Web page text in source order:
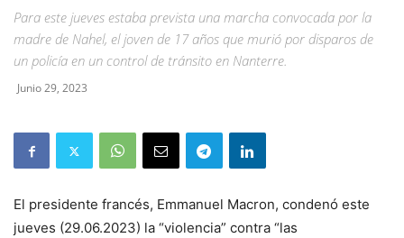
Para este jueves estaba prevista una marcha convocada por la
madre de Nahel, el joven de 17 años que murió por disparos de
un policía en un control de tránsito en Nanterre.
Junio 29, 2023
El presidente francés, Emmanuel Macron, condenó este
jueves (29.06.2023) la “violencia” contra “las